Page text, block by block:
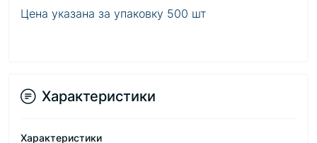
Цена указана за упаковку 500 шт
Характеристики
Характеристики